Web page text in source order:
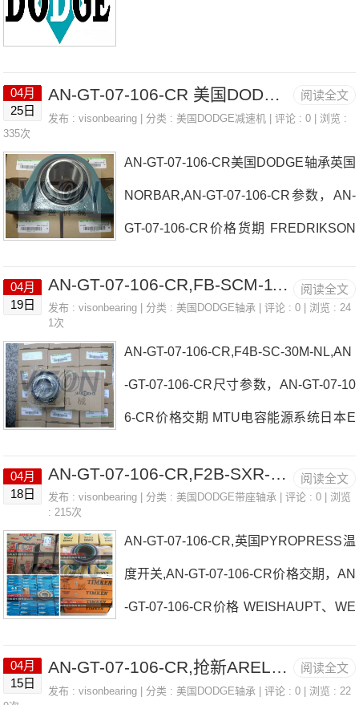
阅读全文
04月
25日
AN-GT-07-106-CR 美国DODGE轴承 ELCIS 编码器 46P6-10-1828-BZ-CV-R-01
发布 :visonbearing | 分类 :美国DODGE减速机 | 评论 : 0 | 浏览 :
335次
AN-GT-07-106-CR美国DODGE轴承英国
NORBAR,AN-GT-07-106-CR参数，AN-
GT-07-106-CR价格货期 FREDRIKSON
-GT-07-106-CR厂家Intermot径向柱塞式
AN-GT-07-106-CR价格AC-MOTORE
N、AC-MOTOREN转矩电机SEDIS、S
EDIS链轮日本EASE轴承AN-GT-07-106-
7-106-CR采购 热销型号推荐：AN-GT-0
阅读全文
04月
19日
AN-GT-07-106-CR,FB-SCM-111-FF
发布 :visonbearing | 分类 :美国DODGE轴承 | 评论 : 0 | 浏览 : 24
1次
AN-GT-07-106-CR,F4B-SC-30M-NL,AN
-GT-07-106-CR尺寸参数，AN-GT-07-10
6-CR价格交期 MTU电容能源系统日本E
DONHAENNI、BOURDONHAENNI压
承AN-GT-07-106-CR价格PrecisionMicro
drives无刷驱动器德国RINGFEDER日本
EASE轴承AN-GT-07-106-CR参数AN-G
阅读全文
04月
18日
AN-GT-07-106-CR,F2B-SXR-200L-FF
发布 :visonbearing | 分类 :美国DODGE带座轴承 | 评论 : 0 | 浏览
: 215次
AN-GT-07-106-CR,英国PYROPRESS温
度开关,AN-GT-07-106-CR价格交期，AN
-GT-07-106-CR价格 WEISHAUPT、WE
N-GT-07-106-CR厂家Spraying、Sprayi
阅读全文
04月
15日
AN-GT-07-106-CR,抢新ARELCO分析仪
发布 :visonbearing | 分类 :美国DODGE轴承 | 评论 : 0 | 浏览 : 22